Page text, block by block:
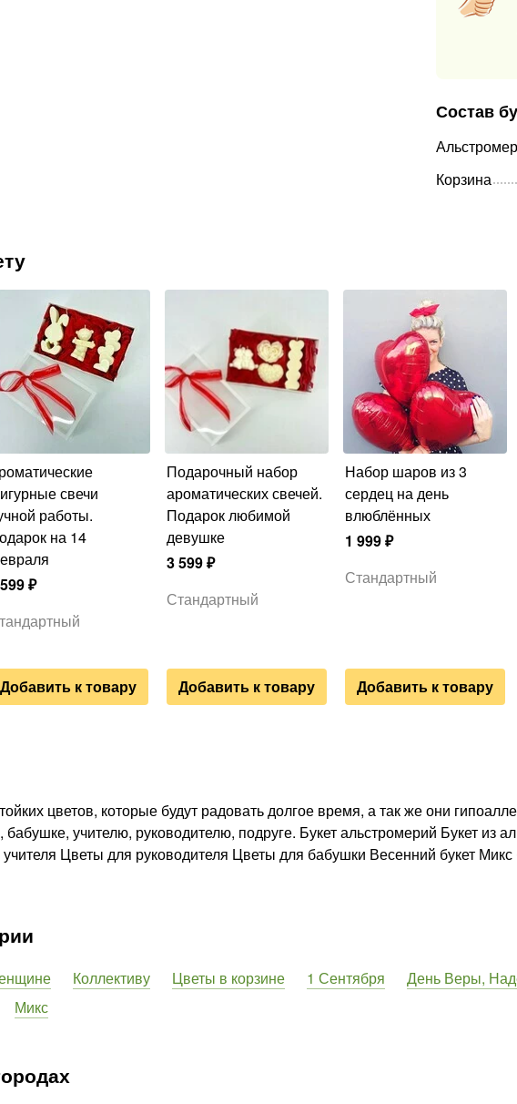
Состав
Корзина
свечи
работы.
на 14
₽
Добавить к товару
Подарочный набор
ароматических свечей.
Подарок любимой
девушке
3 599₽
Стандартный
Добавить к товару
Набор шаров из 3
сердец на день
влюблённых
1 999₽
Стандартный
Добавить к товару
цветов, которые будут радовать долгое время, а так же они
учителю, руководителю, подруге. Букет альстромерий Букет из
Цветы для руководителя Цветы для бабушки Весенний букет Микс
Коллективу Цветы в корзине 1 Сентября День Веры,
Микс